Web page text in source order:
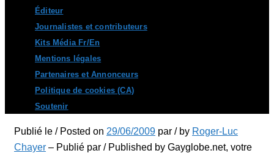
Éditeur
Journalistes et contributeurs
Kits Média Fr/En
Mentions légales
Partenaires et Annonceurs
Politique de cookies (CA)
Soutenir
Publié le / Posted on 29/06/2009 par / by Roger-Luc
Chayer – Publié par / Published by Gayglobe.net, votre